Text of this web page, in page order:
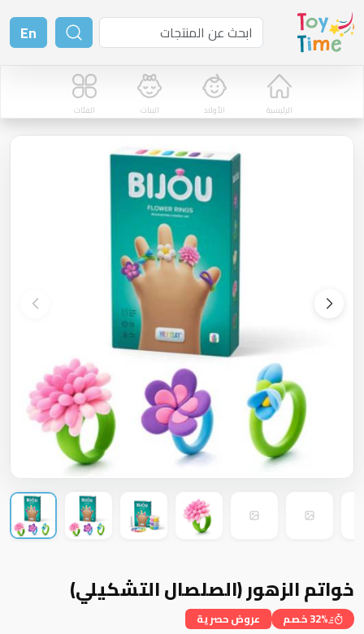
En
الرئيسية الأولاد البنات الفئات
خواتم الزهور (الصلصال التشكيلي)
32% خصم عروض حصرية